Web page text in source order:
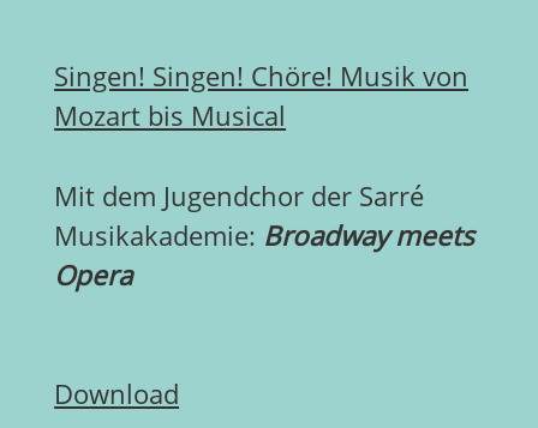
Singen! Singen! Chöre! Musik von
Mozart bis Musical
Mit dem Jugendchor der Sarré
Musikakademie: Broadway meets
Opera
Download